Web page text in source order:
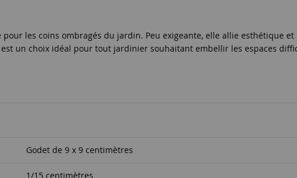
les coins ombragés du jardin. Peu exigeante, elle allie esthétique
un choix idéal pour tout jardinier souhaitant embellir les espaces
Godet de 9 x 9 centimètres
1/15 centimètres